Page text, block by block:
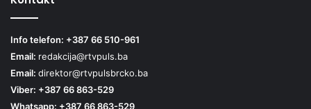
Info telefon: +387 66 510-961
Email: redakcija@rtvpuls.ba
Email: direktor@rtvpulsbrcko.ba
Viber: +387 66 863-529
Whatsapp: +387 66 863-529